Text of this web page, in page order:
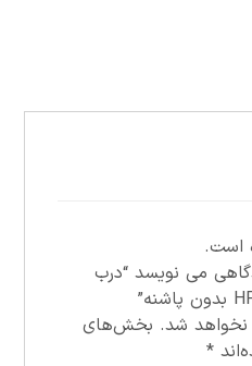
است.
می نویسد “درب
نخواهد شد. بخش‌های
*